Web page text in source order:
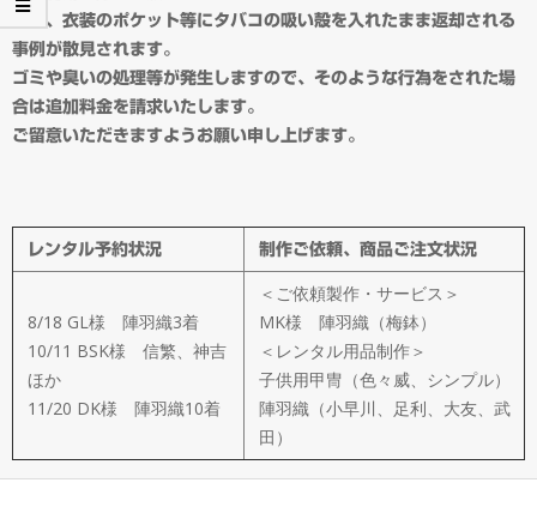
ダ
ー
メ
イ
ド
製
作
武
最近、衣装のポケット等にタバコの吸い殻を入れたまま返却される
事例が散見されます。
ゴミや臭いの処理等が発生しますので、そのような行為をされた場
合は追加料金を請求いたします。
ご留意いただきますようお願い申し上げます。
レンタル予約状況 制作ご依頼、商品ご注文状況
8/18 GL様 陣羽織3着
10/11 BSK様 信繁、神吉
ほか
11/20 DK様 陣羽織10着
＜ご依頼製作・サービス＞
MK様 陣羽織（梅鉢）
＜レンタル用品制作＞
子供用甲冑（色々威、シンプル）
陣羽織（小早川、足利、大友、武
田）